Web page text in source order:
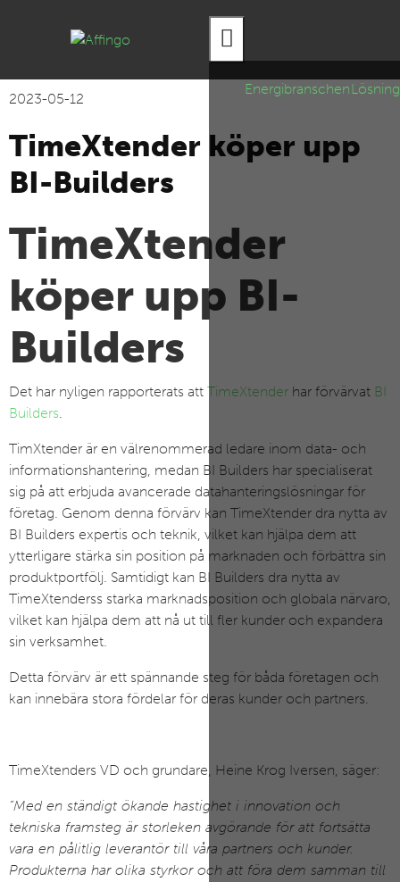
Energibranschen
Hamburger Toggle Menu
2023-05-12
TimeXtender köper upp
BI-Builders
TimeXtender
köper upp BI-
Builders
Det har nyligen rapporterats att TimeXtender har förvärvat BI
Builders.
TimXtender är en välrenommerad ledare inom data- och
informationshantering, medan BI Builders har specialiserat
sig på att erbjuda avancerade datahanteringslösningar för
företag. Genom denna förvärv kan TimeXtender dra nytta av
BI Builders expertis och teknik, vilket kan hjälpa dem att
ytterligare stärka sin position på marknaden och förbättra sin
produktportfölj. Samtidigt kan BI Builders dra nytta av
TimeXtenderss starka marknadsposition och globala närvaro,
vilket kan hjälpa dem att nå ut till fler kunder och expandera
sin verksamhet.
Detta förvärv är ett spännande steg för båda företagen och
kan innebära stora fördelar för deras kunder och partners.
TimeXtenders VD och grundare, Heine Krog Iversen, säger:
”Med en ständigt ökande hastighet i innovation och
tekniska framsteg är storleken avgörande för att fortsätta
vara en pålitlig leverantör till våra partners och kunder.
Produkterna har olika styrkor och att föra dem samman till